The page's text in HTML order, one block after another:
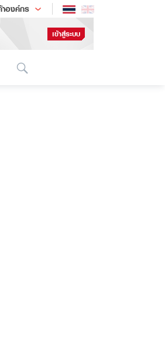
องค์กร
ด์เทคโนโลยี
เข้าสู่ระบบ